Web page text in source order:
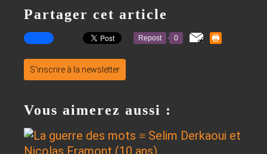
Partager cet article
Repost 0
S'inscrire à la newsletter
Vous aimerez aussi :